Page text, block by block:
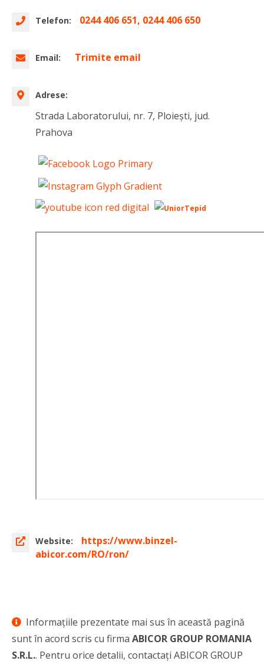
Telefon: 0244 406 651, 0244 406 650
Email: Trimite email
Adrese:
Strada Laboratorului, nr. 7, Ploiești, jud.
Prahova
Website:
https://www.binzel-
abicor.com/RO/ron/
Informaţiile prezentate mai sus în această pagină
sunt în acord scris cu firma ABICOR GROUP ROMANIA
S.R.L.. Pentru orice detalii, contactaţi ABICOR GROUP